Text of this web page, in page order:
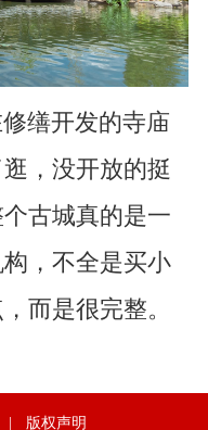
缮开发的寺庙
，没开放的挺
古城真的是一
，不全是买小
而是很完整。
| 版权声明